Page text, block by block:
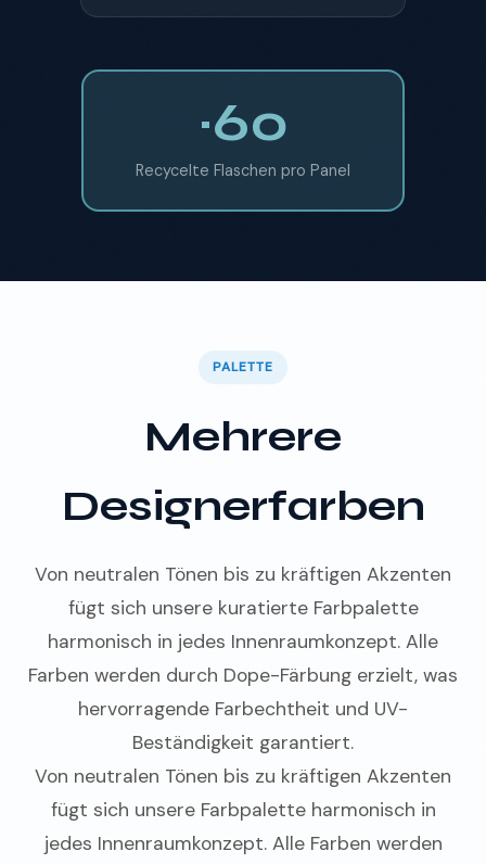
~60
Recycelte Flaschen pro Panel
PALETTE
Mehrere
Designerfarben
Von neutralen Tönen bis zu kräftigen Akzenten
fügt sich unsere kuratierte Farbpalette
harmonisch in jedes Innenraumkonzept. Alle
Farben werden durch Dope-Färbung erzielt, was
hervorragende Farbechtheit und UV-
Beständigkeit garantiert.
Von neutralen Tönen bis zu kräftigen Akzenten
fügt sich unsere Farbpalette harmonisch in
jedes Innenraumkonzept. Alle Farben werden